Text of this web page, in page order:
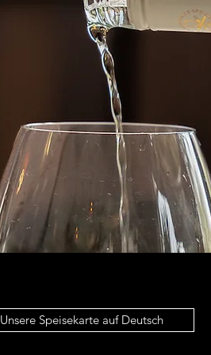
Unsere Speisekarte auf Deutsch